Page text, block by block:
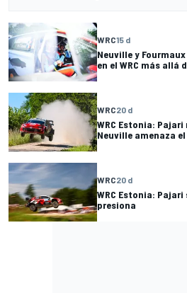
WRC15 d
Neuville y
en el WRC más allá
WRC20 d
WRC Estonia:
Neuville amenaza
WRC20 d
WRC Estonia:
presiona